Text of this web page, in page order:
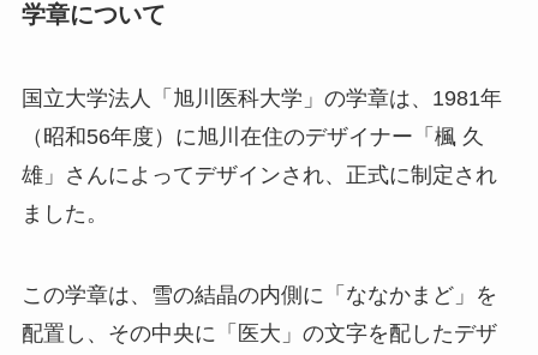
学章について
国立大学法人「旭川医科大学」の学章は、1981年
（昭和56年度）に旭川在住のデザイナー「楓 久
雄」さんによってデザインされ、正式に制定され
ました。
この学章は、雪の結晶の内側に「ななかまど」を
配置し、その中央に「医大」の文字を配したデザ